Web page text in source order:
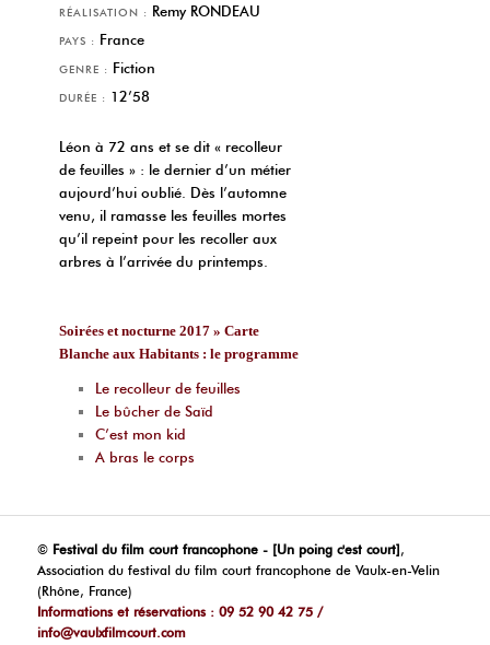
RÉALISATION : Remy RONDEAU
PAYS : France
GENRE : Fiction
DURÉE : 12’58
Léon à 72 ans et se dit « recolleur
de feuilles » : le dernier d’un métier
aujourd’hui oublié. Dès l’automne
venu, il ramasse les feuilles mortes
qu’il repeint pour les recoller aux
arbres à l’arrivée du printemps.
Soirées et nocturne 2017 » Carte
Blanche aux Habitants : le programme
Le recolleur de feuilles
Le bûcher de Saïd
C’est mon kid
A bras le corps
© Festival du film court francophone - [Un poing c'est court],
Association du festival du film court francophone de Vaulx-en-Velin
(Rhône, France)
Informations et réservations : 09 52 90 42 75 /
info@vaulxfilmcourt.com